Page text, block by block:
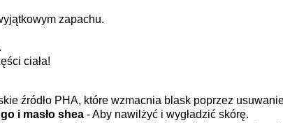
zapachu.
ciała!
źródło PHA, które wzmacnia blask poprzez
i masło shea- Aby nawilżyć i wygładzić skórę.